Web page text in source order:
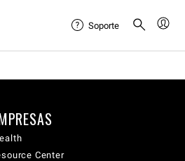
Soporte
Center